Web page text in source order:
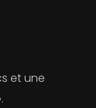
et une